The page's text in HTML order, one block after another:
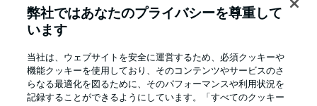
弊社ではあなたのプライバシーを尊重して
います
当社は、ウェブサイトを安全に運営するため、必須クッキーや
機能クッキーを使用しており、そのコンテンツやサービスのさ
らなる最適化を図るために、そのパフォーマンスや利用状況を
記録することができるようにしています。「すべてのクッキー